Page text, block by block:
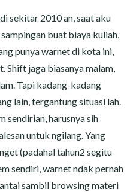
sekitar 2010 an, saat aku
buat biaya kuliah,
punya warnet di kota ini,
Shift jaga biasanya malam,
Tapi kadang-kadang
lain, tergantung situasi lah.
sendirian, harusnya sih
untuk ngilang. Yang
(padahal tahun2 segitu
sendiri, warnet ndak pernah
sambil browsing materi